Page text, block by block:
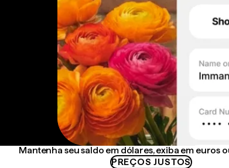
Mantenha seu saldo em dólares, exiba em euros
PREÇOS JUSTOS